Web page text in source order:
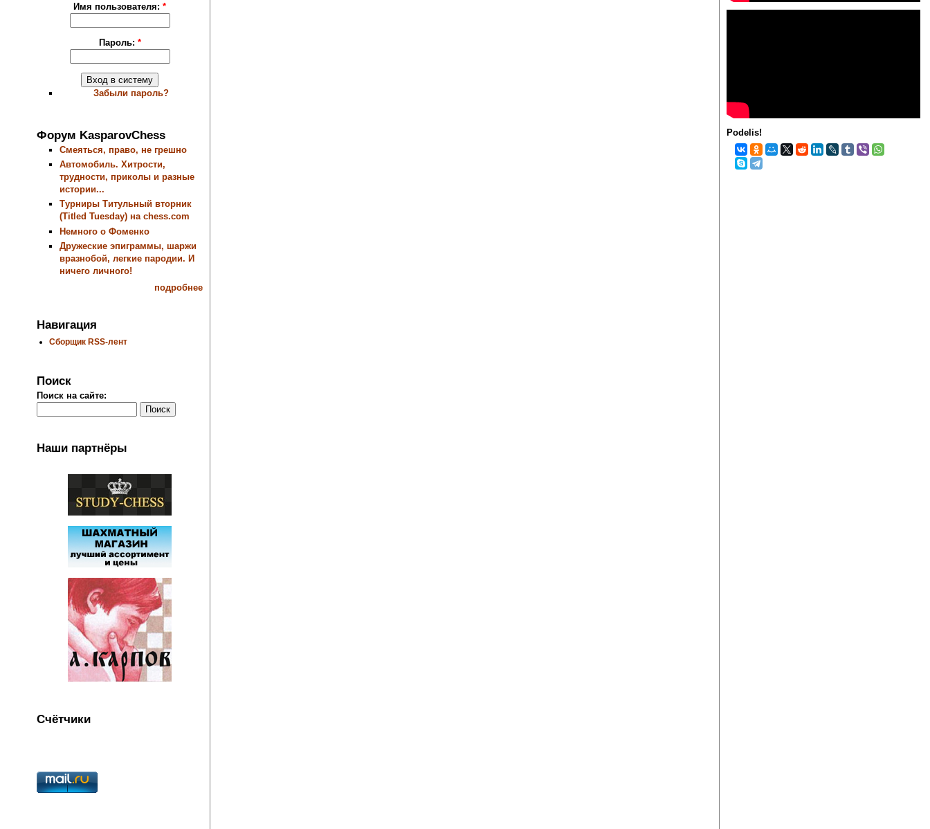
Имя пользователя:*
Пароль: *
Забыли пароль?
Форум KasparovChess
Смеяться, право, не грешно
Автомобиль. Хитрости,
трудности, приколы и разные
истории...
Турниры Титульный вторник
(Titled Tuesday) на chess.com
Немного о Фоменко
Дружеские эпиграммы, шаржи
вразнобой, легкие пародии. И
ничего личного!
подробнее
Навигация
Сборщик RSS-лент
Поиск
Поиск на сайте:
Наши партнёры
Счётчики
Podelis!